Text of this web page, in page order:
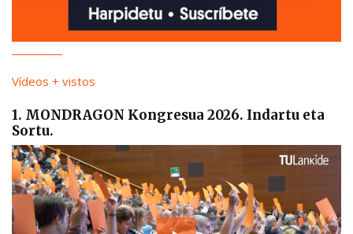
Vídeos + vistos
1. MONDRAGON Kongresua 2026. Indartu eta
Sortu.